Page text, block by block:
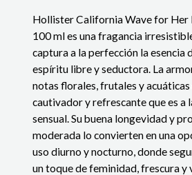
Hollister California Wave for Her
100 ml es una fragancia
captura a la perfección la esencia
espíritu libre y seductora. La
notas florales, frutales y acuáticas
cautivador y refrescante que es a
sensual. Su buena longevidad y
moderada lo convierten en una
uso diurno y nocturno, donde
un toque de feminidad, frescura y